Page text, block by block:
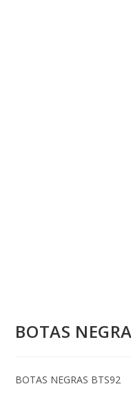
BOTAS
BOTAS NEGRAS BTS92